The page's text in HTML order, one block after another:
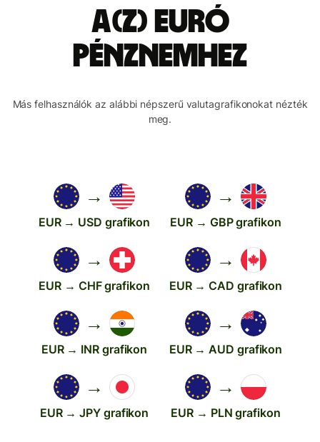
a(z) euró
pénznemhez
Más felhasználók az alábbi népszerű valutagrafikonokat nézték
meg.
→
EUR → USD grafikon
→
EUR → GBP grafikon
→
EUR → CHF grafikon
→
EUR → CAD grafikon
→
EUR → INR grafikon
→
EUR → AUD grafikon
→
EUR → JPY grafikon
→
EUR → PLN grafikon